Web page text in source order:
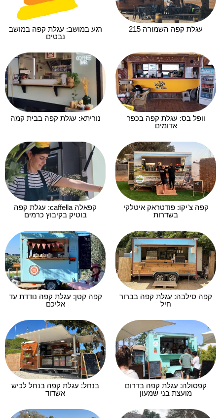
עגלת קפה השמורה 215
רגע במושב: עגלת קפה במושב
נבטים
וופל בס: עגלת קפה בכפר
אדומים
נוריתא: עגלת קפה בבית קמה
קפה צ'יקו: פודטראק איטלקי
בשדרות
קפאלה caffella: עגלת קפה
בוטיק בקיבוץ כרמים
קפה סילבה: עגלת קפה בברור
חיל
קפה קטן: עגלת קפה נודדת עד
אליכם
קפסולה: עגלת קפה בדרום
מועצת בני שמעון
בנחל: עגלת קפה בנחל לכיש
אשדוד